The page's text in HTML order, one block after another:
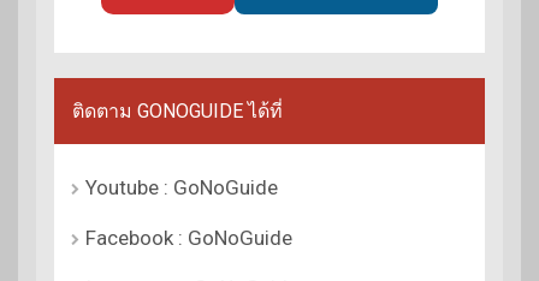
ติดตาม GONOGUIDE ได้ที่
Youtube : GoNoGuide
Facebook : GoNoGuide